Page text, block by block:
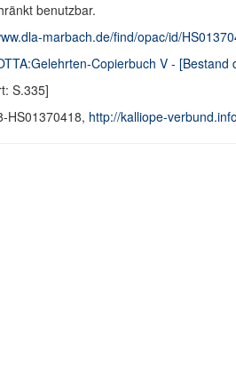
benutzbar.
marbach.de/find/opac/id/
Copierbuch V - [Bestand
S.335]
HS01370418, http://kalliope-